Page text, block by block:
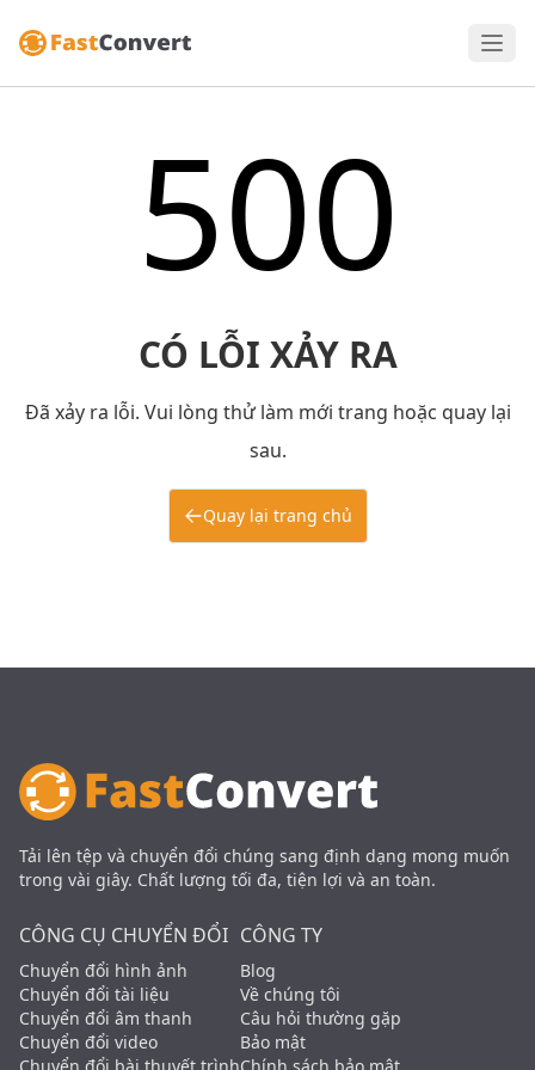
500
CÓ LỖI XẢY RA
Đã xảy ra lỗi. Vui lòng thử làm mới trang hoặc quay lại
sau.
Quay lại trang chủ
Tải lên tệp và chuyển đổi chúng sang định dạng mong muốn
trong vài giây. Chất lượng tối đa, tiện lợi và an toàn.
CÔNG CỤ CHUYỂN ĐỔI
Chuyển đổi hình ảnh
Chuyển đổi tài liệu
Chuyển đổi âm thanh
Chuyển đổi video
CÔNG TY
Blog
Về chúng tôi
Câu hỏi thường gặp
Bảo mật